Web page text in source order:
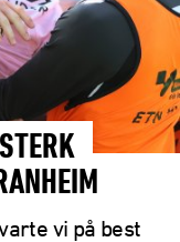
vi på best